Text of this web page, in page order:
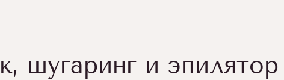
шугаринг и эпилятор